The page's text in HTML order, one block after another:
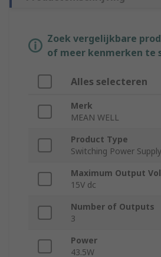
Zoek vergelijkbare
of meer kenmerken te
Alles selecteren
Merk
MEAN WELL
Product Type
Switching Power Supply
Maximum Output
15V dc
Number of Outputs
3
Power
43.5W